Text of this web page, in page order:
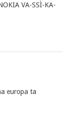
VA-SSÌ-KA-
europa ta